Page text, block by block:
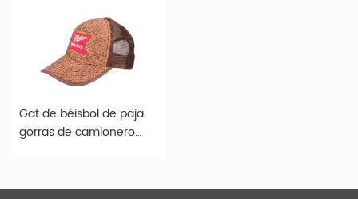
Gat de béisbol de paja
gorras de camionero